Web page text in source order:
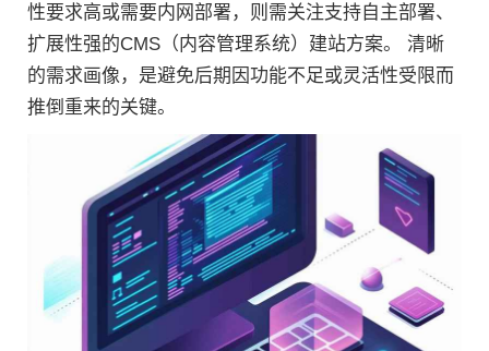
性要求高或需要内网部署，则需关注支持自主部署、
扩展性强的CMS（内容管理系统）建站方案。 清晰
的需求画像，是避免后期因功能不足或灵活性受限而
推倒重来的关键。